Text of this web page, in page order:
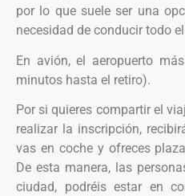
por lo que suele ser una
necesidad de conducir todo
En avión, el aeropuerto
minutos hasta el retiro).
Por si quieres compartir el
realizar la inscripción,
vas en coche y ofreces
De esta manera, las
ciudad, podréis estar en